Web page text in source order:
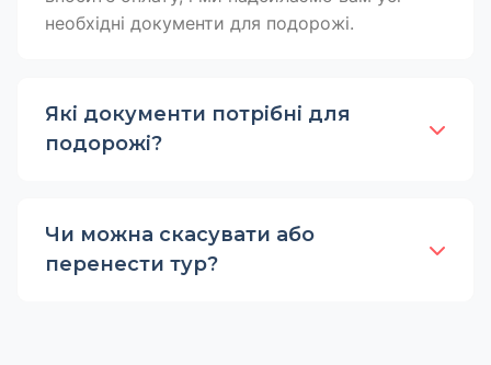
необхідні документи для подорожі.
Які документи потрібні для
подорожі?
Чи можна скасувати або
перенести тур?